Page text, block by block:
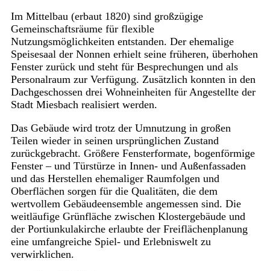
Im Mittelbau (erbaut 1820) sind großzügige
Gemeinschaftsräume für flexible
Nutzungsmöglichkeiten entstanden. Der ehemalige
Speisesaal der Nonnen erhielt seine früheren, überhohen
Fenster zurück und steht für Besprechungen und als
Personalraum zur Verfügung. Zusätzlich konnten in den
Dachgeschossen drei Wohneinheiten für Angestellte der
Stadt Miesbach realisiert werden.
Das Gebäude wird trotz der Umnutzung in großen
Teilen wieder in seinen ursprünglichen Zustand
zurückgebracht. Größere Fensterformate, bogenförmige
Fenster – und Türstürze in Innen- und Außenfassaden
und das Herstellen ehemaliger Raumfolgen und
Oberflächen sorgen für die Qualitäten, die dem
wertvollem Gebäudeensemble angemessen sind. Die
weitläufige Grünfläche zwischen Klostergebäude und
der Portiunkulakirche erlaubte der Freiflächenplanung
eine umfangreiche Spiel- und Erlebniswelt zu
verwirklichen.